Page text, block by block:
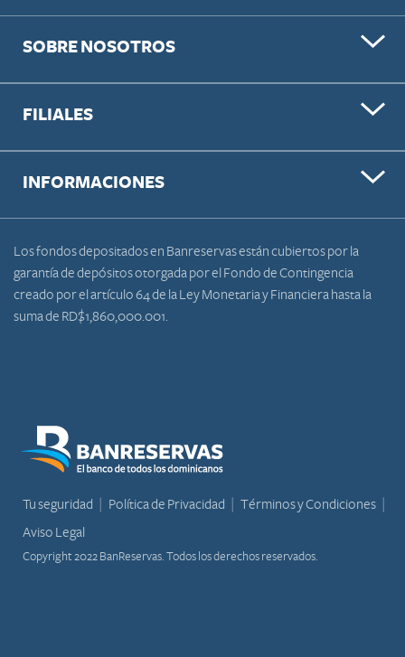
SOBRE NOSOTROS
FILIALES
INFORMACIONES
Los fondos depositados en Banreservas están cubiertos por la
garantía de depósitos otorgada por el Fondo de Contingencia
creado por el artículo 64 de la Ley Monetaria y Financiera hasta la
suma de RD$1,860,000.001.
Tu seguridad Política de Privacidad
Términos y Condiciones
Aviso Legal
Copyright 2022 BanReservas. Todos los derechos reservados.